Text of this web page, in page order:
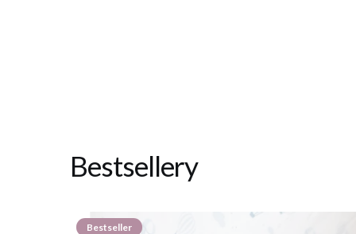
Bestsellery
Bestseller